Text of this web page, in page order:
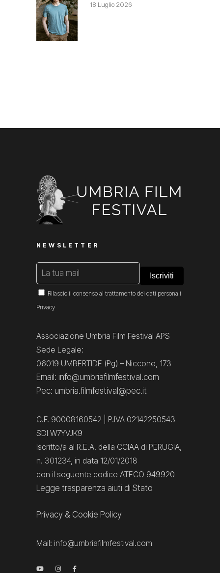
18 Luglio 2026
NEWSLETTER
Rilascio il consenso al trattamento dei dati personali
Privacy
Associazione Umbria Film Festival APS
Sede Legale:
06019 UMBERTIDE (Pg) – Niccone, 173
Email: info@umbriafilmfestival.com
Pec: umbria.filmfestival@pec.it
C.F. 90008160542 | P.IVA 02142250543
SDI W7YVJK9
Iscritto/a al R.E.A. della CCIAA di PERUGIA,
n. 301234, in data 12/01/2018
con il seguente codice ATECO 949920
Legge trasparenza aiuti di Stato
Privacy & Cookie Policy
Mail: info@umbriafilmfestival.com